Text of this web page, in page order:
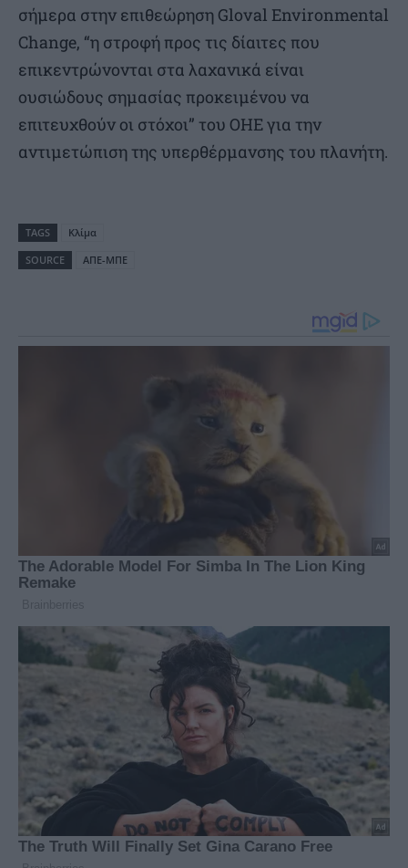
σήμερα στην επιθεώρηση Gloval Environmental
Change, “η στροφή προς τις δίαιτες που
επικεντρώνονται στα λαχανικά είναι
ουσιώδους σημασίας προκειμένου να
επιτευχθούν οι στόχοι” του ΟΗΕ για την
αντιμετώπιση της υπερθέρμανσης του πλανήτη.
TAGS
Κλίμα
SOURCE
ΑΠΕ-ΜΠΕ